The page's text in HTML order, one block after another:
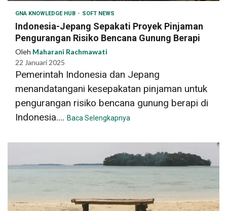
GNA KNOWLEDGE HUB SOFT NEWS
Indonesia-Jepang Sepakati Proyek Pinjaman
Pengurangan Risiko Bencana Gunung Berapi
Oleh Maharani Rachmawati
22 Januari 2025
Pemerintah Indonesia dan Jepang
menandatangani kesepakatan pinjaman untuk
pengurangan risiko bencana gunung berapi di
Indonesia.... Baca Selengkapnya